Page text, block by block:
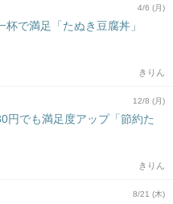
4/6 (月)
で満足「たぬき豆腐丼」
きりん
12/8 (月)
円でも満足度アップ「節約た
きりん
8/21 (木)